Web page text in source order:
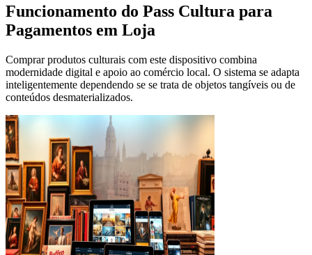
Funcionamento do Pass Cultura para
Pagamentos em Loja
Comprar produtos culturais com este dispositivo combina
modernidade digital e apoio ao comércio local. O sistema se adapta
inteligentemente dependendo se se trata de objetos tangíveis ou de
conteúdos desmaterializados.